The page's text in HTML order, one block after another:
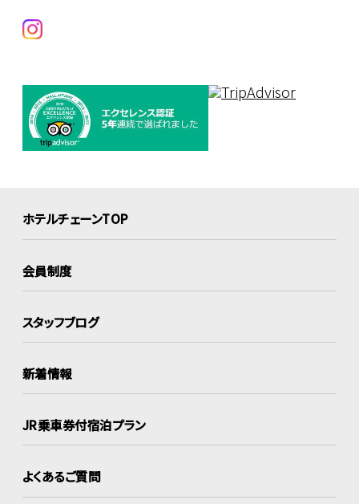
ホテルチェーンTOP
会員制度
スタッフブログ
新着情報
JR乗車券付宿泊プラン
よくあるご質問